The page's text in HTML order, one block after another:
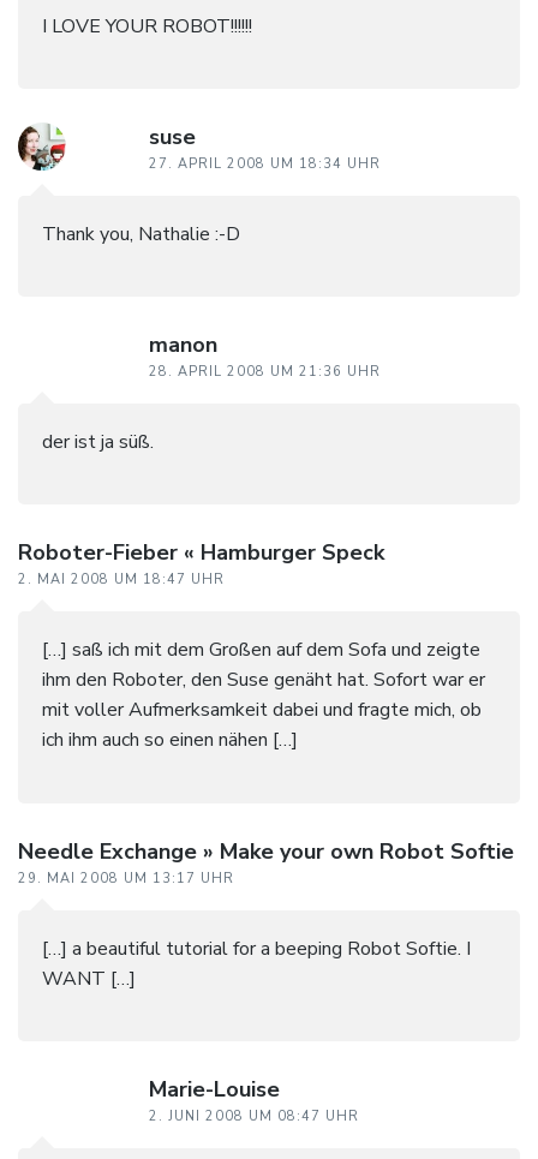
I LOVE YOUR ROBOT!!!!!!
suse
27. APRIL 2008 UM 18:34 UHR
Thank you, Nathalie :-D
manon
28. APRIL 2008 UM 21:36 UHR
der ist ja süß.
Roboter-Fieber « Hamburger Speck
2. MAI 2008 UM 18:47 UHR
[…] saß ich mit dem Großen auf dem Sofa und zeigte
ihm den Roboter, den Suse genäht hat. Sofort war er
mit voller Aufmerksamkeit dabei und fragte mich, ob
ich ihm auch so einen nähen […]
Needle Exchange » Make your own Robot Softie
29. MAI 2008 UM 13:17 UHR
[…] a beautiful tutorial for a beeping Robot Softie. I
WANT […]
Marie-Louise
2. JUNI 2008 UM 08:47 UHR